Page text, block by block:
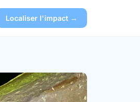
Localiser l'impact →